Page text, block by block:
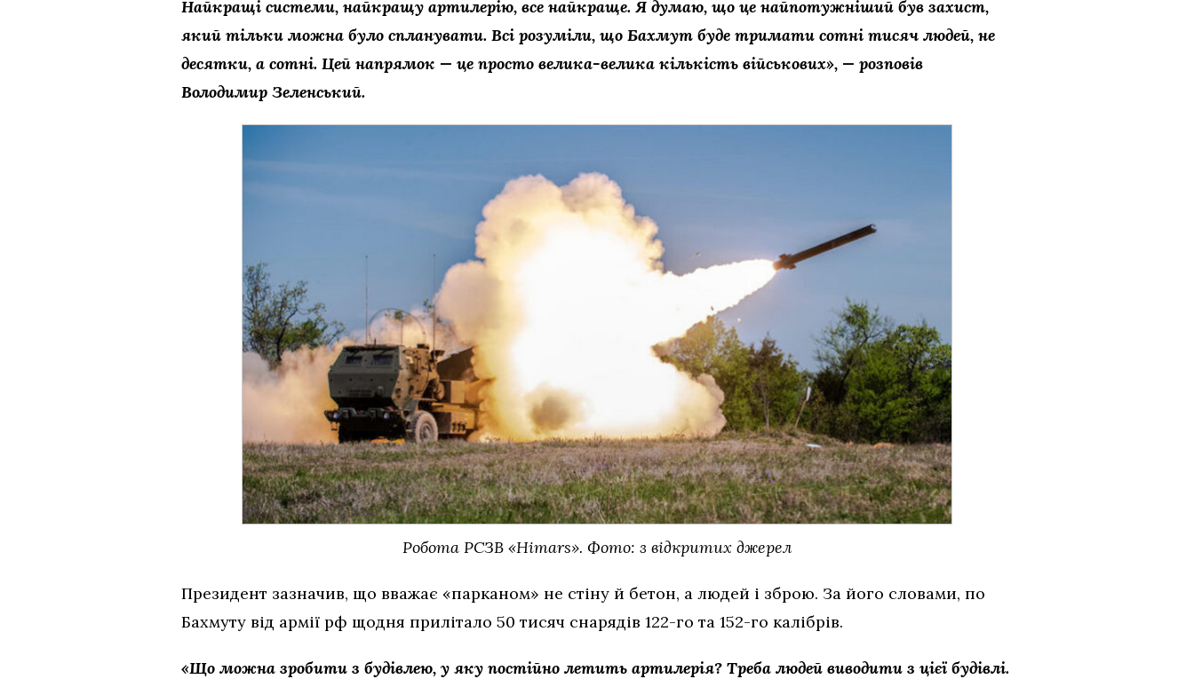
Найкращі системи, найкращу артилерію, все найкраще. Я думаю, що це найпотужніший був захист,
який тільки можна було спланувати. Всі розуміли, що Бахмут буде тримати сотні тисяч людей, не
десятки, а сотні. Цей напрямок — це просто велика-велика кількість військових», — розповів
Володимир Зеленський.
Робота РСЗВ «Himars». Фото: з відкритих джерел
Президент зазначив, що вважає «парканом» не стіну й бетон, а людей і зброю. За його словами, по
Бахмуту від армії рф щодня прилітало 50 тисяч снарядів 122-го та 152-го калібрів.
«Що можна зробити з будівлею, у яку постійно летить артилерія? Треба людей виводити з цієї будівлі.